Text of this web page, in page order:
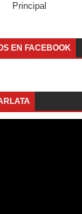
Principal
EN FACEBOOK